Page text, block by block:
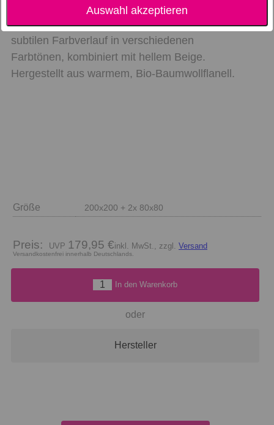
Auswahl akzeptieren
Ein garngefärbtes, modernes Schatten-Karo.
Diese Marc O'Polo Bettwäsche hat einen
subtilen Farbverlauf in verschiedenen
Farbtönen, kombiniert mit hellem Beige.
Hergestellt aus warmem, Bio-Baumwollflanell.
Größe 200x200 + 2x 80x80
Preis: 179,95 €inkl. MwSt., zzgl. Versand
Versandkostenfrei innerhalb Deutschlands.
In den Warenkorb
oder
Hersteller